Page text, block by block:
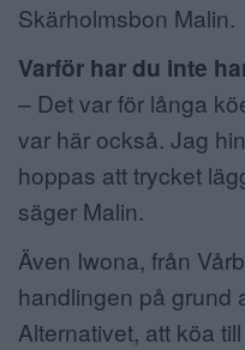
Skärholmsbon Malin.
Varför har du inte
– Det var för långa
var här också. Jag
hoppas att trycket
säger Malin.
Även Iwona, från
handlingen på grund
Alternativet, att köa